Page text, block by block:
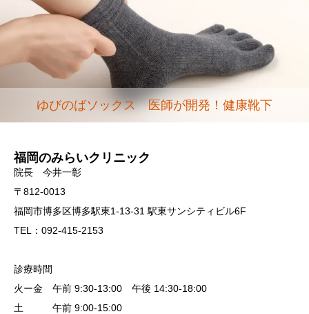
ゆびのばソックス 医師が開発！健康靴下
福岡のみらいクリニック
院長 今井一彰
〒812-0013
福岡市博多区博多駅東1-13-31 駅東サンシティビル6F
TEL：092-415-2153
診療時間
火ー金 午前 9:30-13:00 午後 14:30-18:00
土 午前 9:00-15:00